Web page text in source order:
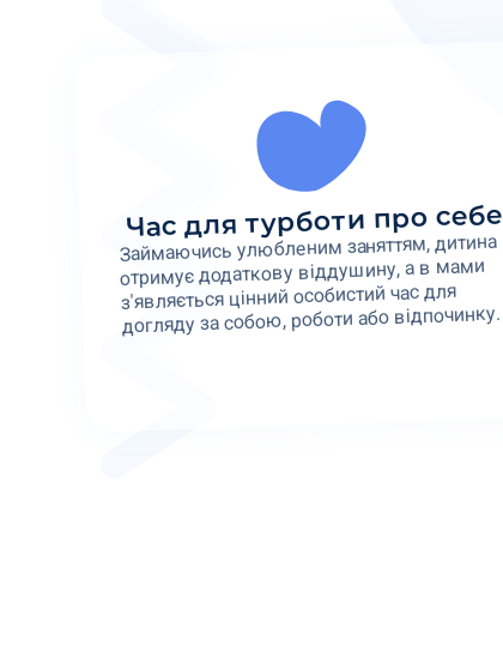
Час для турботи про себе
Займаючись улюбленим заняттям, дитина
отримує додаткову віддушину, а в мами
з'являється цінний особистий час для
догляду за собою, роботи або відпочинку.